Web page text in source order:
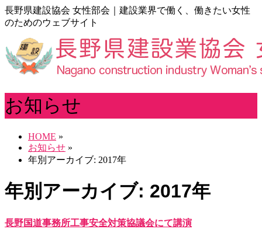
長野県建設協会 女性部会｜建設業界で働く、働きたい女性
のためのウェブサイト
お知らせ
HOME »
お知らせ »
年別アーカイブ: 2017年
年別アーカイブ: 2017年
長野国道事務所工事安全対策協議会にて講演